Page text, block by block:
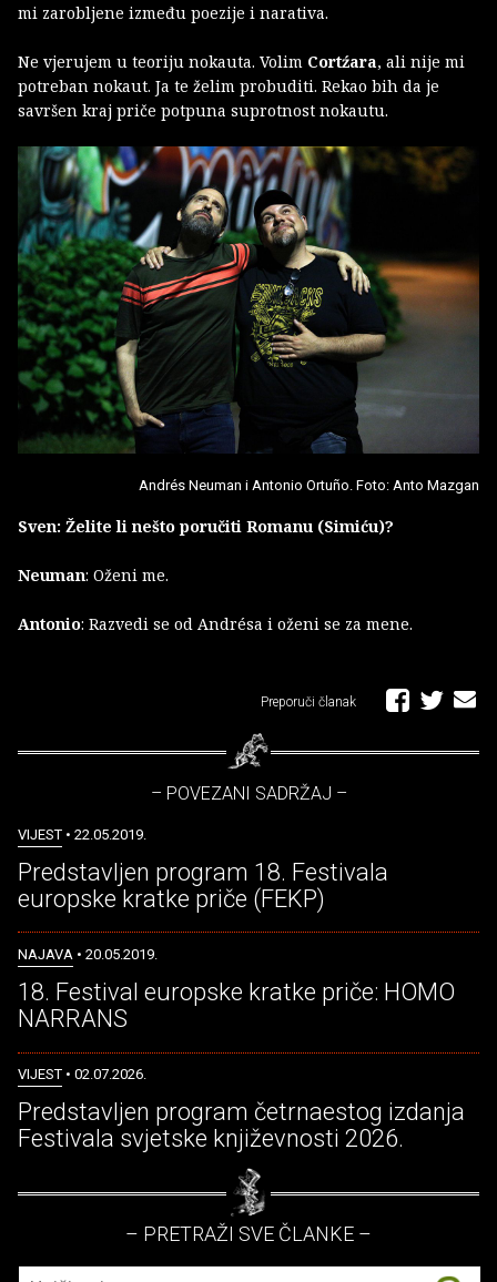
mi zarobljene između poezije i narativa.
Ne vjerujem u teoriju nokauta. Volim Cortźara, ali nije mi
potreban nokaut. Ja te želim probuditi. Rekao bih da je
savršen kraj priče potpuna suprotnost nokautu.
Andrés Neuman i Antonio Ortuño. Foto: Anto Mazgan
Sven: Želite li nešto poručiti Romanu (Simiću)?
Neuman: Oženi me.
Antonio: Razvedi se od Andrésa i oženi se za mene.
Preporuči članak
– POVEZANI SADRŽAJ –
VIJEST • 22.05.2019.
Predstavljen program 18. Festivala
europske kratke priče (FEKP)
NAJAVA • 20.05.2019.
18. Festival europske kratke priče: HOMO
NARRANS
VIJEST • 02.07.2026.
Predstavljen program četrnaestog izdanja
Festivala svjetske književnosti 2026.
– PRETRAŽI SVE ČLANKE –